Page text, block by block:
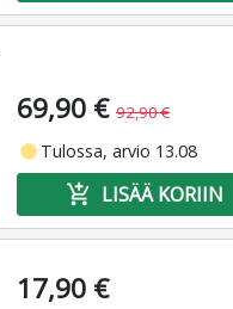
69,90 € 92,90 €
fiber_manual_record Tulossa, arvio 13.08
add_shopping_cart LISÄÄ KORIIN
17,90 €